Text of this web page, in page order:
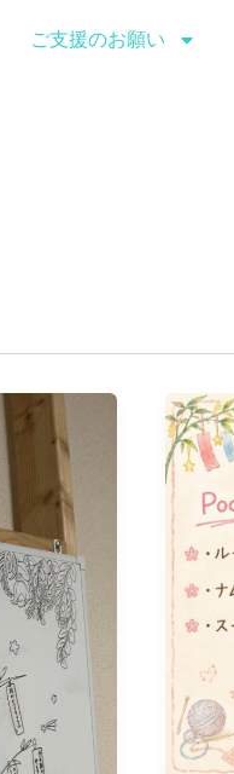
ご支援のお願い